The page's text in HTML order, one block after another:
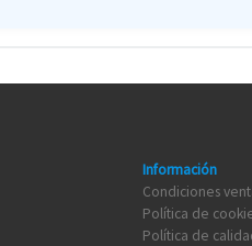
Información
Condiciones
Política de
Política de